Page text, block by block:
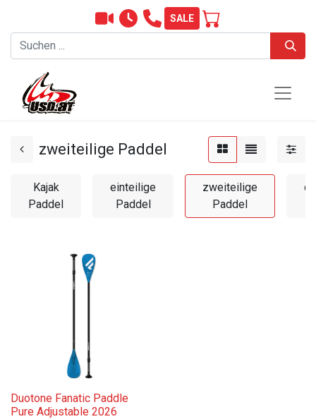
SALE
zweiteilige Paddel
Kajak
Paddel
einteilige
Paddel
zweiteilige
Paddel
Duotone Fanatic Paddle
Pure Adjustable 2026